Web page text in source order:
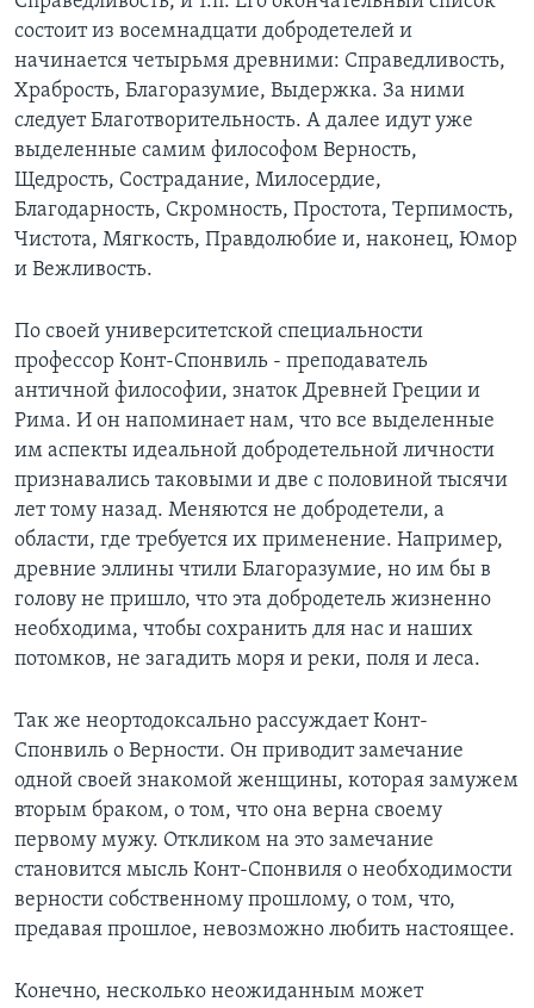
состоит из восемнадцати добродетелей и
начинается четырьмя древними: Справедливость,
Храбрость, Благоразумие, Выдержка. За ними
следует Благотворительность. А далее идут уже
выделенные самим философом Верность,
Щедрость, Сострадание, Милосердие,
Благодарность, Скромность, Простота, Терпимость,
Чистота, Мягкость, Правдолюбие и, наконец, Юмор
и Вежливость.
По своей университетской специальности
профессор Конт-Спонвиль - преподаватель
античной философии, знаток Древней Греции и
Рима. И он напоминает нам, что все выделенные
им аспекты идеальной добродетельной личности
признавались таковыми и две с половиной тысячи
лет тому назад. Меняются не добродетели, а
области, где требуется их применение. Например,
древние эллины чтили Благоразумие, но им бы в
голову не пришло, что эта добродетель жизненно
необходима, чтобы сохранить для нас и наших
потомков, не загадить моря и реки, поля и леса.
Так же неортодоксально рассуждает Конт-
Спонвиль о Верности. Он приводит замечание
одной своей знакомой женщины, которая замужем
вторым браком, о том, что она верна своему
первому мужу. Откликом на это замечание
становится мысль Конт-Спонвиля о необходимости
верности собственному прошлому, о том, что,
предавая прошлое, невозможно любить настоящее.
Конечно, несколько неожиданным может